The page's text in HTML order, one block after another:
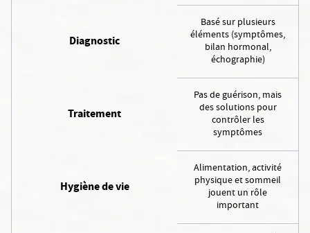
Diagnostic
Basé sur plusieurs
éléments (symptômes,
bilan hormonal,
échographie)
Traitement
Pas de guérison, mais
des solutions pour
contrôler les
symptômes
Hygiène de vie
Alimentation, activité
physique et sommeil
jouent un rôle
important